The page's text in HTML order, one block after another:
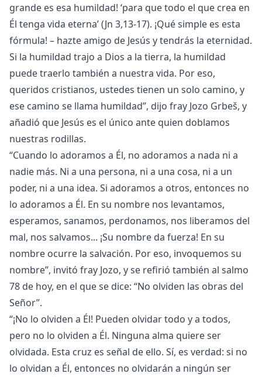
grande es esa humildad! ‘para que todo el que crea en
Él tenga vida eterna’ (Jn 3,13-17). ¡Qué simple es esta
fórmula! – hazte amigo de Jesús y tendrás la eternidad.
Si la humildad trajo a Dios a la tierra, la humildad
puede traerlo también a nuestra vida. Por eso,
queridos cristianos, ustedes tienen un solo camino, y
ese camino se llama humildad”, dijo fray Jozo Grbeš, y
añadió que Jesús es el único ante quien doblamos
nuestras rodillas.
“Cuando lo adoramos a Él, no adoramos a nada ni a
nadie más. Ni a una persona, ni a una cosa, ni a un
poder, ni a una idea. Si adoramos a otros, entonces no
lo adoramos a Él. En su nombre nos levantamos,
esperamos, sanamos, perdonamos, nos liberamos del
mal, nos salvamos... ¡Su nombre da fuerza! En su
nombre ocurre la salvación. Por eso, invoquemos su
nombre”, invitó fray Jozo, y se refirió también al salmo
78 de hoy, en el que se dice: “No olviden las obras del
Señor”.
“¡No lo olviden a Él! Pueden olvidar todo y a todos,
pero no lo olviden a Él. Ninguna alma quiere ser
olvidada. Esta cruz es señal de ello. Sí, es verdad: si no
lo olvidan a Él, entonces no olvidarán a ningún ser